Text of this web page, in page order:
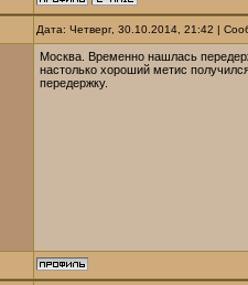
Дата: Четверг, 30.10.2014, 21:42 |
Москва. Временно нашлась
настолько хороший метис
передержку.